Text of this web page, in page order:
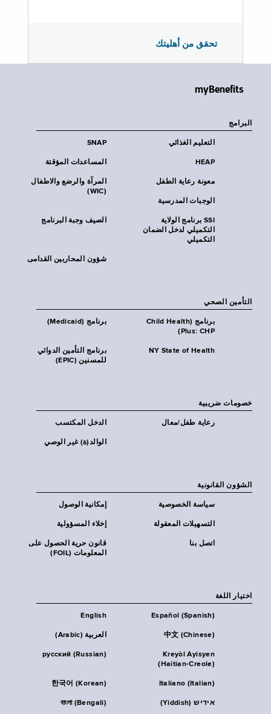
تحقق من أهليتك
myBenefits
البرامج
SNAP التعليم الغذائي
المساعدات المؤقتة HEAP
المرآة والرضع والاطفال
(WIC)
معونة رعاية الطفل
الوجبات المدرسية
الصيف وجبة البرنامج
SSI برنامج الولاية
التكميلي لدخل الضمان
التكميلي
شؤون المحاربين القدامى
التأمين الصحي
برنامج (Medicaid)
برنامج (Child Health
Plus: CHP)
برنامج التأمين الدوائي
للمسنين (EPIC)
NY State of Health
خصومات ضريبية
الدخل المكتسب رعاية طفل/معال
الوالد(ة) غير الوصي
الشؤون القانونية
إمكانية الوصول سياسة الخصوصية
إخلاء المسؤولية التسهيلات المعقولة
قانون حرية الحصول على
المعلومات (FOIL)
اتصل بنا
اختيار اللغة
English Español (Spanish)
العربية (Arabic) 中文 (Chinese)
русский (Russian)
Kreyòl Ayisyen
(Haitian-Creole)
한국어 (Korean) Italiano (Italian)
বাংলা (Bengali) אידיש (Yiddish)